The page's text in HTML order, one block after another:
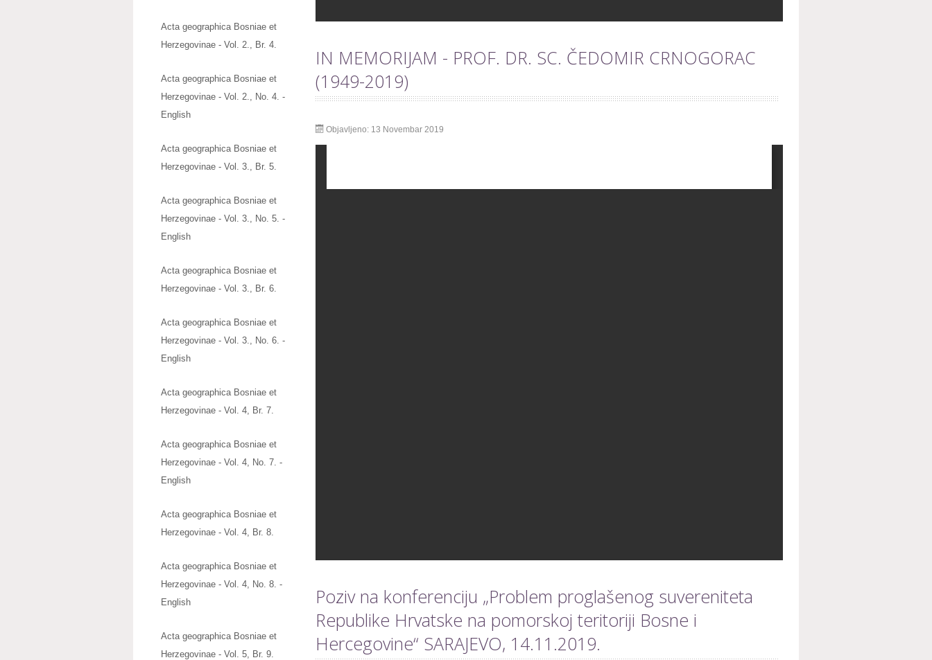
Acta geographica Bosniae et
Herzegovinae - Vol. 2., Br. 4.
Acta geographica Bosniae et
Herzegovinae - Vol. 2., No. 4. -
English
Acta geographica Bosniae et
Herzegovinae - Vol. 3., Br. 5.
Acta geographica Bosniae et
Herzegovinae - Vol. 3., No. 5. -
English
Acta geographica Bosniae et
Herzegovinae - Vol. 3., Br. 6.
Acta geographica Bosniae et
Herzegovinae - Vol. 3., No. 6. -
English
Acta geographica Bosniae et
Herzegovinae - Vol. 4, Br. 7.
Acta geographica Bosniae et
Herzegovinae - Vol. 4, No. 7. -
English
Acta geographica Bosniae et
Herzegovinae - Vol. 4, Br. 8.
Acta geographica Bosniae et
Herzegovinae - Vol. 4, No. 8. -
English
Acta geographica Bosniae et
Herzegovinae - Vol. 5, Br. 9.
IN MEMORIJAM - PROF. DR. SC. ČEDOMIR CRNOGORAC
(1949-2019)
Objavljeno: 13 Novembar 2019
Poziv na konferenciju „Problem proglašenog suvereniteta
Republike Hrvatske na pomorskoj teritoriji Bosne i
Hercegovine“ SARAJEVO, 14.11.2019.